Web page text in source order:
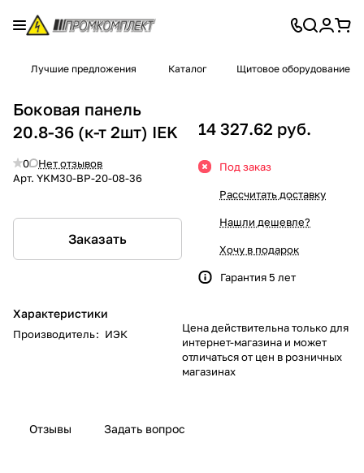
Лучшие предложения Каталог Щитовое оборудование
Боковая панель
20.8-36 (к-т 2шт) IEK
0
Нет отзывов
Арт. YKM30-BP-20-08-36
Заказать
Характеристики
Производитель: ИЭК
14 327.62 руб.
Под заказ
Рассчитать доставку
Нашли дешевле?
Хочу в подарок
Гарантия 5 лет
Цена действительна только для
интернет-магазина и может
отличаться от цен в розничных
магазинах
Отзывы Задать вопрос